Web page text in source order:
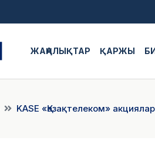
ЖАҢАЛЫҚТАР ҚАРЖЫ
KASE «Қазақтелеком»